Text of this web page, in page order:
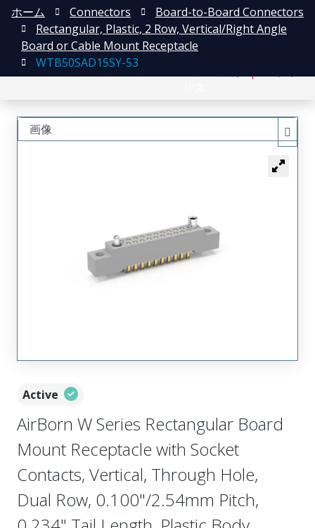
ホーム Connectors
Board-to-Board Connectors
Rectangular, Plastic, 2 Row, Vertical/Right Angle
Board or Cable Mount Receptacle
WTB50SAD15SY-53
Active
AirBorn W Series Rectangular Board
Mount Receptacle with Socket
Contacts, Vertical, Through Hole,
Dual Row, 0.100"/2.54mm Pitch,
画像